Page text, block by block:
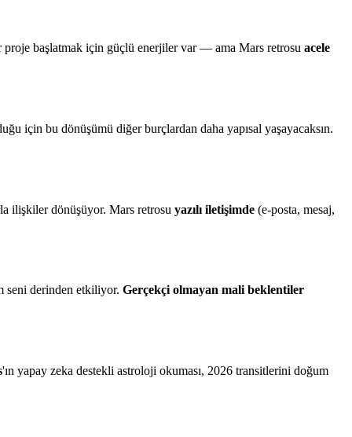
proje başlatmak için güçlü enerjiler var — ama Mars retrosu acele
için bu dönüşümü diğer burçlardan daha yapısal yaşayacaksın.
ilişkiler dönüşüyor. Mars retrosu yazılı iletişimde (e-posta, mesaj,
seni derinden etkiliyor. Gerçekçi olmayan mali beklentiler
'ın yapay zeka destekli astroloji okuması, 2026 transitlerini doğum